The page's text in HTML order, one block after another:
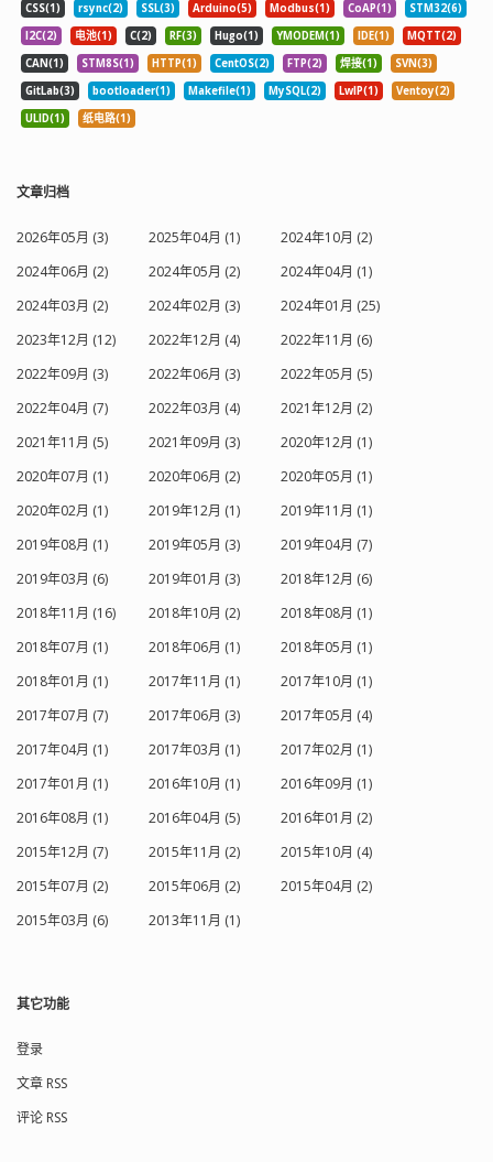
CSS(1)
rsync(2) SSL(3) Arduino(5) Modbus(1) CoAP(1)
STM32(6)
I2C(2)
电池(1) C(2) RF(3) Hugo(1) YMODEM(1) IDE(1)
MQTT(2)
CAN(1)
STM8S(1) HTTP(1) CentOS(2) FTP(2) 焊接(1)
SVN(3)
GitLab(3)
bootloader(1) Makefile(1) MySQL(2) LwIP(1)
Ventoy(2)
ULID(1)
纸电路(1)
文章归档
2026年05月 (3) 2025年04月 (1)
2024年10月 (2)
2024年06月 (2)
2024年05月 (2)
2024年04月 (1)
2024年03月 (2)
2024年02月 (3)
2024年01月 (25)
2023年12月 (12)
2022年12月 (4)
2022年11月 (6)
2022年09月 (3)
2022年06月 (3)
2022年05月 (5)
2022年04月 (7)
2022年03月 (4)
2021年12月 (2)
2021年11月 (5)
2021年09月 (3)
2020年12月 (1)
2020年07月 (1)
2020年06月 (2)
2020年05月 (1)
2020年02月 (1)
2019年12月 (1)
2019年11月 (1)
2019年08月 (1)
2019年05月 (3)
2019年04月 (7)
2019年03月 (6)
2019年01月 (3)
2018年12月 (6)
2018年11月 (16)
2018年10月 (2)
2018年08月 (1)
2018年07月 (1)
2018年06月 (1)
2018年05月 (1)
2018年01月 (1)
2017年11月 (1)
2017年10月 (1)
2017年07月 (7)
2017年06月 (3)
2017年05月 (4)
2017年04月 (1)
2017年03月 (1)
2017年02月 (1)
2017年01月 (1)
2016年10月 (1)
2016年09月 (1)
2016年08月 (1)
2016年04月 (5)
2016年01月 (2)
2015年12月 (7)
2015年11月 (2)
2015年10月 (4)
2015年07月 (2)
2015年06月 (2)
2015年04月 (2)
2015年03月 (6)
2013年11月 (1)
其它功能
登录
文章 RSS
评论 RSS